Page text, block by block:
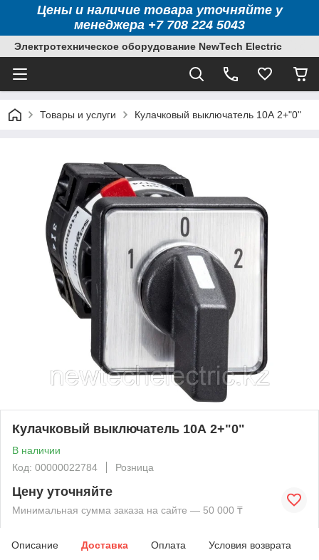
Цены и наличие товара уточняйте у
менеджера +7 708 224 5043
Электротехническое оборудование NewTech Electric
Товары и услуги Кулачковый выключатель 10А 2+"0"
Кулачковый выключатель 10А 2+"0"
В наличии
Код: 00000022784
Розница
Цену уточняйте
Минимальная сумма заказа на сайте — 50 000 ₸
Описание Доставка Оплата Условия возврата